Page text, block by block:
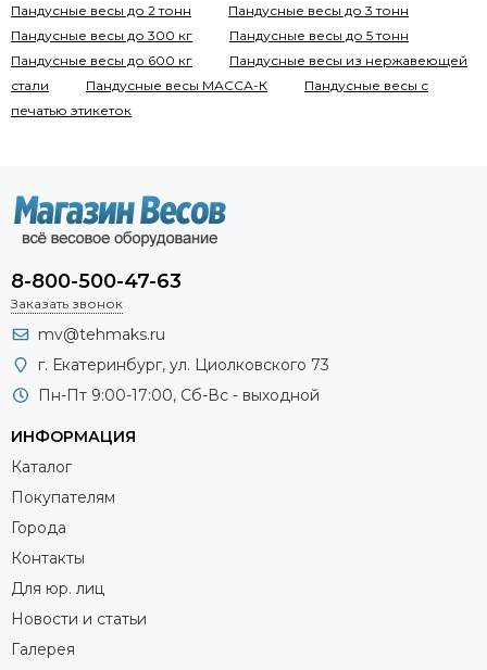
Пандусные весы до 2 тонн
Пандусные весы до 3 тонн
Пандусные весы до 300 кг
Пандусные весы до 5 тонн
Пандусные весы до 600 кг
Пандусные весы из нержавеющей
стали
Пандусные весы МАССА-К
Пандусные весы с
печатью этикеток
8-800-500-47-63
Заказать звонок
mv@tehmaks.ru
г. Екатеринбург, ул. Циолковского 73
Пн-Пт 9:00-17:00, Сб-Вс - выходной
ИНФОРМАЦИЯ
Каталог
Покупателям
Города
Контакты
Для юр. лиц
Новости и статьи
Галерея